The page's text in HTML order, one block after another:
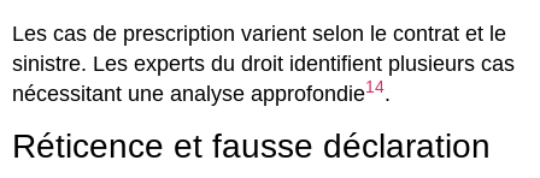
Les cas de prescription varient selon le contrat et le
sinistre. Les experts du droit identifient plusieurs cas
nécessitant une analyse approfondie14.
Réticence et fausse déclaration